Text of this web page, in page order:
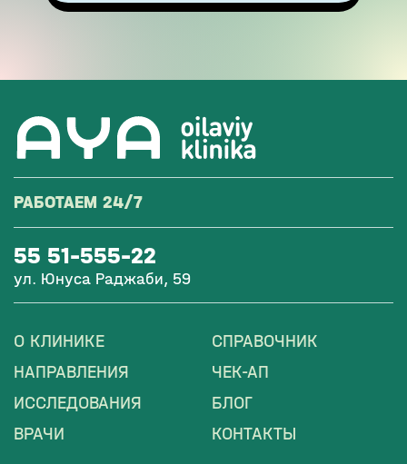
РАБОТАЕМ 24/7
55 51-555-22
ул. Юнуса Раджаби, 59
О КЛИНИКЕ
НАПРАВЛЕНИЯ
ИССЛЕДОВАНИЯ
ВРАЧИ
СПРАВОЧНИК
ЧЕК-АП
БЛОГ
КОНТАКТЫ